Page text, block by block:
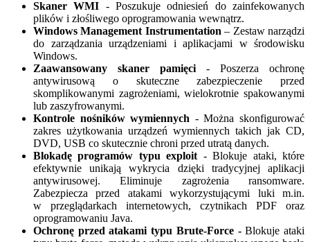
Skaner WMI - Poszukuje odniesień do zainfekowanych
plików i złośliwego oprogramowania wewnątrz.
Windows Management Instrumentation– Zestaw narządzi
do zarządzania urządzeniami i aplikacjami w środowisku
Windows.
Zaawansowany skaner pamięci - Poszerza ochronę
antywirusową o skuteczne zabezpieczenie przed
skomplikowanymi zagrożeniami, wielokrotnie spakowanymi
lub zaszyfrowanymi.
Kontrole nośników wymiennych - Można skonfigurować
zakres użytkowania urządzeń wymiennych takich jak CD,
DVD, USB co skutecznie chroni przed utratą danych.
Blokadę programów typu exploit - Blokuje ataki, które
efektywnie unikają wykrycia dzięki tradycyjnej aplikacji
antywirusowej. Eliminuje zagrożenia ransomware.
Zabezpiecza przed atakami wykorzystującymi luki m.in.
w przeglądarkach internetowych, czytnikach PDF oraz
oprogramowaniu Java.
Ochronę przed atakami typu Brute-Force -Blokuje ataki